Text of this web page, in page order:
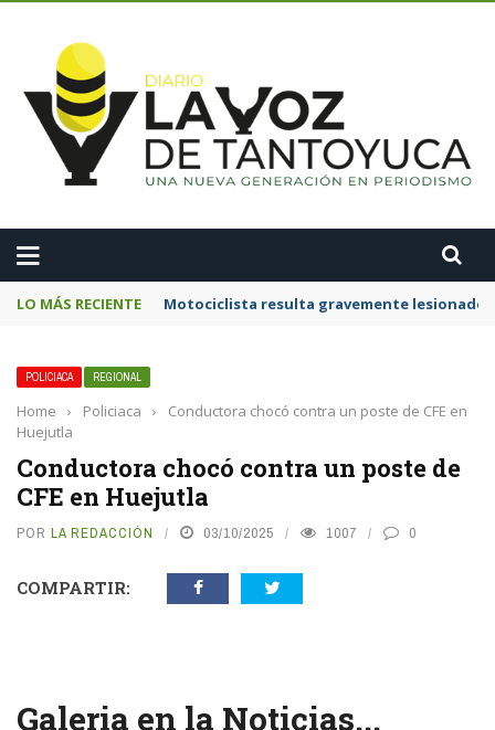
LO MÁS RECIENTE Motociclista resulta gravemente
POLICIACA REGIONAL
Home › Policiaca ›
Conductora chocó contra un poste de CFE en
Huejutla
Conductora chocó contra un poste de
CFE en Huejutla
POR LA REDACCIÓN 03/10/2025 1007 0
COMPARTIR:
Galeria en la Noticias...